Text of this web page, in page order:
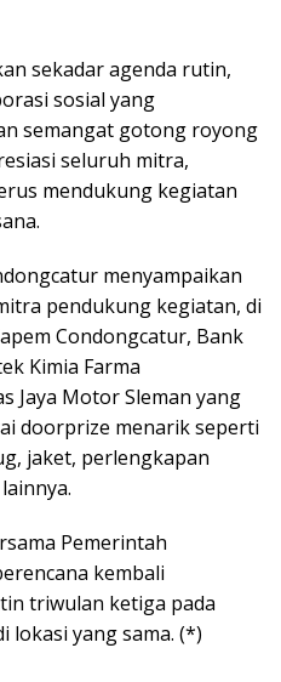
sekadar agenda rutin,
sosial yang
semangat gotong royong
seluruh mitra,
mendukung kegiatan
menyampaikan
pendukung kegiatan, di
Condongcatur, Bank
Kimia Farma
Jaya Motor Sleman yang
doorprize menarik seperti
jaket, perlengkapan
Pemerintah
kembali
triwulan ketiga pada
lokasi yang sama. (*)